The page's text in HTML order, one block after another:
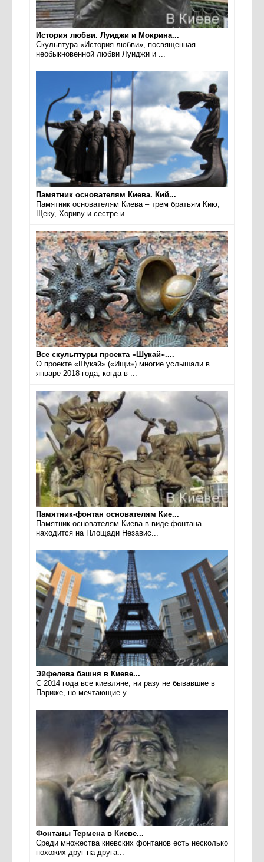
История любви. Луиджи и Мокрина...
Скульптура «История любви», посвященная
необыкновенной любви Луиджи и ...
Памятник основателям Киева. Кий...
Памятник основателям Киева – трем братьям Кию,
Щеку, Хориву и сестре и...
Все скульптуры проекта «Шукай»....
О проекте «Шукай» («Ищи») многие услышали в
январе 2018 года, когда в ...
Памятник-фонтан основателям Кие...
Памятник основателям Киева в виде фонтана
находится на Площади Независ...
Эйфелева башня в Киеве...
С 2014 года все киевляне, ни разу не бывавшие в
Париже, но мечтающие у...
Фонтаны Термена в Киеве...
Среди множества киевских фонтанов есть несколько
похожих друг на друга...